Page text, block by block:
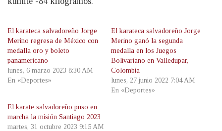
El karateca salvadoreño Jorge
Merino regresa de México con
medalla oro y boleto
panamericano
lunes, 6 marzo 2023 8:30 AM
En «Deportes»
El karateca salvadoreño Jorge
Merino ganó la segunda
medalla en los Juegos
Bolivariano en Valledupar,
Colombia
lunes, 27 junio 2022 7:04 AM
En «Deportes»
El karate salvadoreño puso en
marcha la misión Santiago 2023
martes, 31 octubre 2023 9:15 AM